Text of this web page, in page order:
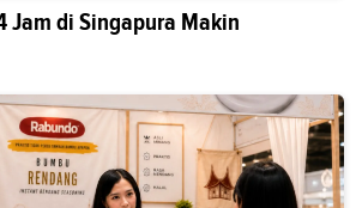
Jam di Singapura Makin